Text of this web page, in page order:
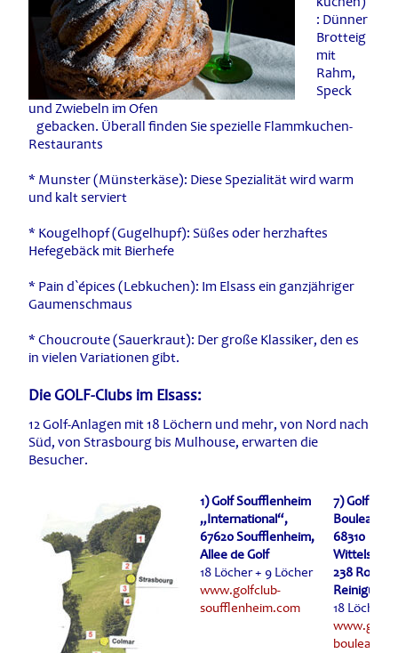
: Dünner
Brotteig
mit
Rahm,
Speck
und Zwiebeln im Ofen
gebacken. Überall finden Sie spezielle Flammkuchen-
Restaurants
* Munster (Münsterkäse): Diese Spezialität wird warm
und kalt serviert
* Kougelhopf (Gugelhupf): Süßes oder herzhaftes
Hefegebäck mit Bierhefe
* Pain d`épices (Lebkuchen): Im Elsass ein ganzjähriger
Gaumenschmaus
* Choucroute (Sauerkraut): Der große Klassiker, den es
in vielen Variationen gibt.
Die GOLF-Clubs im Elsass:
12 Golf-Anlagen mit 18 Löchern und mehr, von Nord nach
Süd, von Strasbourg bis Mulhouse, erwarten die
Besucher.
1) Golf Soufflenheim
„International“,
67620 Soufflenheim,
Allee de Golf
18 Löcher + 9 Löcher
www.golfclub-
soufflenheim.com
7) Golf des
Bouleaux,
68310
238
Reinigue
18 Löcher
www.golf-